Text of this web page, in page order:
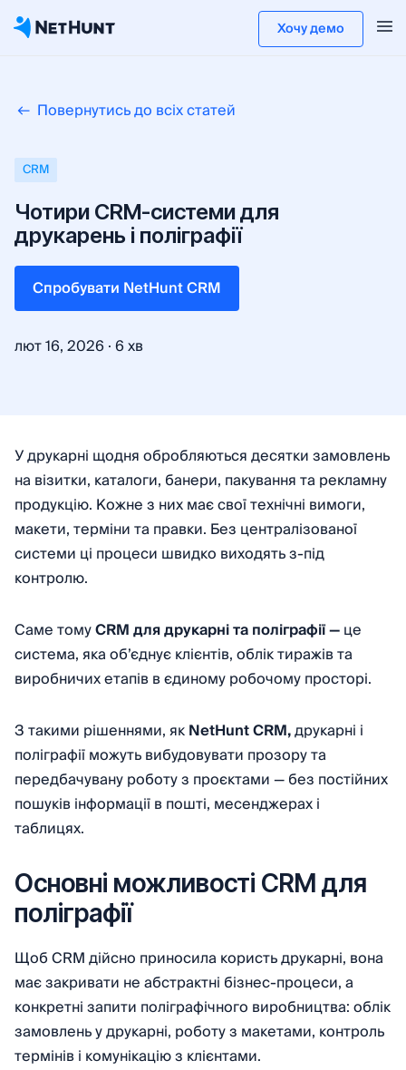
Хочу демо
Повернутись до всіх статей
CRM
Чотири CRM-системи для
друкарень і поліграфії
Cпробувати NetHunt CRM
лют 16, 2026 ·6 хв
У друкарні щодня обробляються десятки замовлень
на візитки, каталоги, банери, пакування та рекламну
продукцію. Кожне з них має свої технічні вимоги,
макети, терміни та правки. Без централізованої
системи ці процеси швидко виходять з-під
контролю.
Саме томуCRM для друкарні та поліграфії —це
система, яка об’єднує клієнтів, облік тиражів та
виробничих етапів в єдиному робочому просторі.
З такими рішеннями, якNetHunt CRM,друкарні і
поліграфії можуть вибудовувати прозору та
передбачувану роботу з проєктами — без постійних
пошуків інформації в пошті, месенджерах і
таблицях.
Основні можливості CRM для
поліграфії
Щоб CRM дійсно приносила користь друкарні, вона
має закривати не абстрактні бізнес-процеси, а
конкретні запити поліграфічного виробництва: облік
замовлень у друкарні, роботу з макетами, контроль
термінів і комунікацію з клієнтами.